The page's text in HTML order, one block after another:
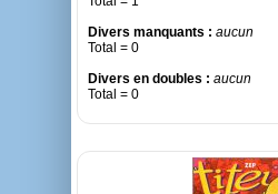
Divers manquants : aucun
Total = 0
Divers en doubles : aucun
Total = 0